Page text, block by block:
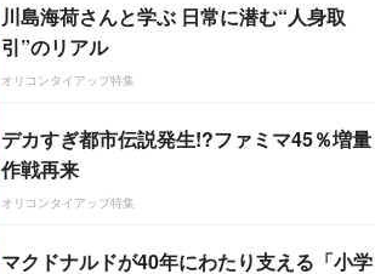
川島海荷さんと学ぶ 日常に潜む“人身取
引”のリアル
オリコンタイアップ特集
デカすぎ都市伝説発生!?ファミマ45％増量
作戦再来
オリコンタイアップ特集
マクドナルドが40年にわたり支える「小学